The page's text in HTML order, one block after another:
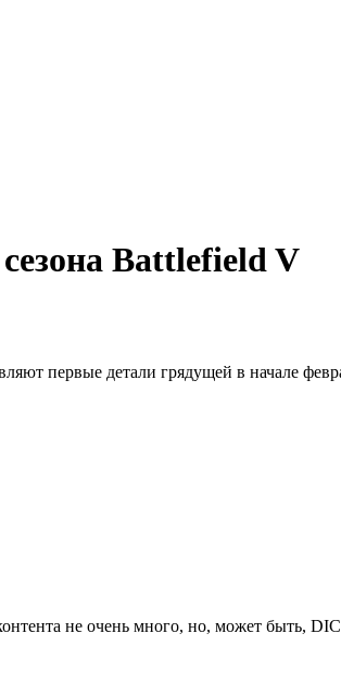
Battlefield V
первые детали грядущей в начале
не очень много, но, может быть,